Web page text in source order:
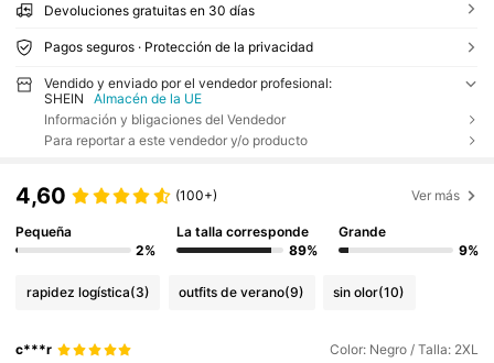
Devoluciones gratuitas en 30 días
Pagos seguros · Protección de la privacidad
Vendido y enviado por el vendedor profesional:
SHEIN
Almacén de la UE
Información y bligaciones del Vendedor
Para reportar a este vendedor y/o producto
4,60 (100+) Ver más
Pequeña
2%
La talla corresponde
89%
Grande
9%
rapidez logística(3) outfits de verano(9) sin olor(10)
c***r Color: Negro / Talla: 2XL